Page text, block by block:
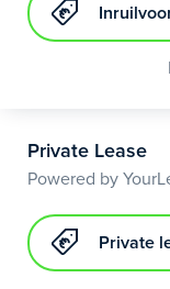
Private Lease
Powered by
Private